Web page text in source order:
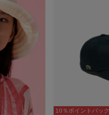
10％ポイントバック